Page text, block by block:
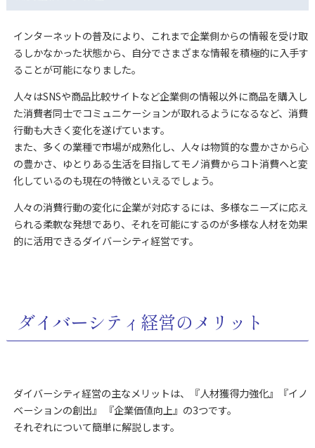
インターネットの普及により、これまで企業側からの情報を受け取
るしかなかった状態から、自分でさまざまな情報を積極的に入手す
ることが可能になりました。
人々はSNSや商品比較サイトなど企業側の情報以外に商品を購入し
た消費者同士でコミュニケーションが取れるようになるなど、消費
行動も大きく変化を遂げています。
また、多くの業種で市場が成熟化し、人々は物質的な豊かさから心
の豊かさ、ゆとりある生活を目指してモノ消費からコト消費へと変
化しているのも現在の特徴といえるでしょう。
人々の消費行動の変化に企業が対応するには、多様なニーズに応え
られる柔軟な発想であり、それを可能にするのが多様な人材を効果
的に活用できるダイバーシティ経営です。
ダイバーシティ経営のメリット
ダイバーシティ経営の主なメリットは、『人材獲得力強化』『イノ
ベーションの創出』 『企業価値向上』の3つです。
それぞれについて簡単に解説します。